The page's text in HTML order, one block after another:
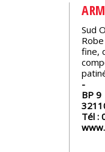
Sud
fine,
BP 9
Tél :